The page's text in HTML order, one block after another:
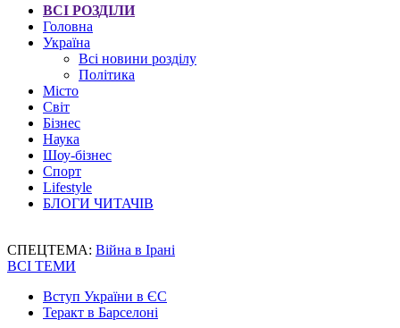
ВСІ РОЗДІЛИ
Головна
Україна
Всі новини розділу
Політика
Місто
Світ
Бізнес
Наука
Шоу-бізнес
Спорт
Lifestyle
БЛОГИ ЧИТАЧІВ
СПЕЦТЕМА: Війна в Ірані
ВСІ ТЕМИ
Вступ України в ЄС
Теракт в Барселоні